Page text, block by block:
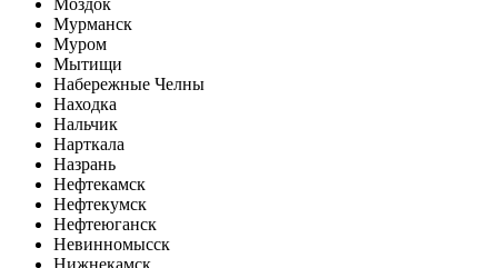
Моздок
Мурманск
Муром
Мытищи
Набережные Челны
Находка
Нальчик
Нарткала
Назрань
Нефтекамск
Нефтекумск
Нефтеюганск
Невинномысск
Нижнекамск